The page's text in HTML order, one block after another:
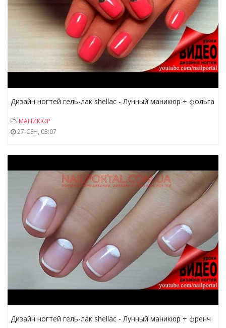
Дизайн ногтей гель-лак shellac - Лунный маникюр + фольга
МАНИКЮР
27-СЕН, 03:07
Дизайн ногтей гель-лак shellac - Лунный маникюр + френч